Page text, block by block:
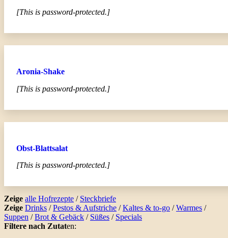
[This is password-protected.]
Aronia-Shake
[This is password-protected.]
Obst-Blattsalat
[This is password-protected.]
Zeige alle Hofrezepte / Steckbriefe
Zeige Drinks /Pestos & Aufstriche /Kaltes & to-go /Warmes /
Suppen /Brot & Gebäck / Süßes / Specials
Filtere nach Zutaten: